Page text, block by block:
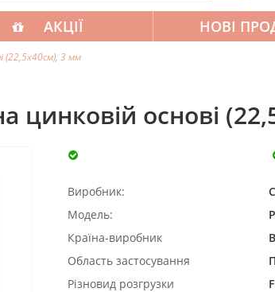
АКЦІЇ НОВІ
(22,5х40см), 3 мм
цинковій основі
Виробник:
Модель:
Країна-виробник
Область застосування
Різновид розгрузки